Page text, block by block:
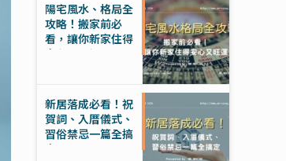
陽宅風水、格局全
攻略！搬家前必
看，讓你新家住得
安心又旺運
新居落成必看！祝
賀詞、入厝儀式、
習俗禁忌一篇全搞
定